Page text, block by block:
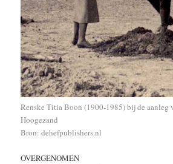
Renske Titia Boon (1900-1985) bij de aanleg
Hoogezand
Bron: dehefpublishers.nl
OVERGENOMEN